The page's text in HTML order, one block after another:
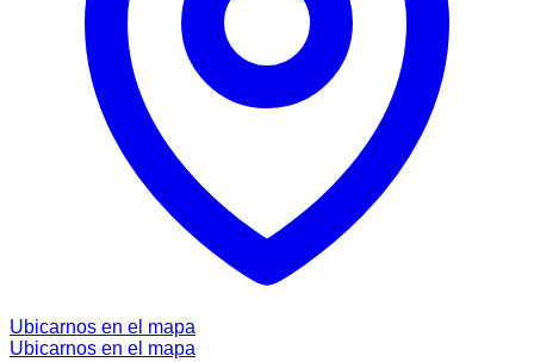
Ubicarnos en el mapa
Ubicarnos en el mapa